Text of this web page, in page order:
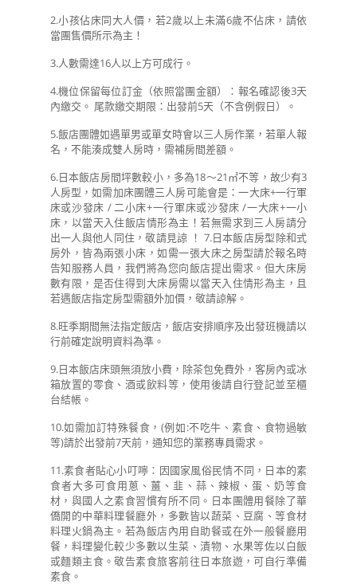
2.小孩佔床同大人價，若2歲以上未滿6歲不佔床，請依
當團售價所示為主！
3.人數需達16人以上方可成行。
4.機位保留每位訂金（依照當團金額）：報名確認後3天
內繳交。 尾款繳交期限：出發前5天（不含例假日）。
5.飯店團體如遇單男或單女時會以三人房作業，若單人報
名，不能湊成雙人房時，需補房間差額。
6.日本飯店房間坪數較小，多為18～21㎡不等，故少有3
人房型，如需加床團體三人房可能會是：一大床+一行軍
床或沙發床 / 二小床+一行軍床或沙發床 /一大床+一小
床，以當天入住飯店情形為主！若無需求到三人房請分
出一人與他人同住，敬請見諒 ！ 7.日本飯店房型除和式
房外，皆為兩張小床，如需一張大床之房型請於報名時
告知服務人員，我們將為您向飯店提出需求。但大床房
數有限，是否住得到大床房需以當天入住情形為主，且
若遇飯店指定房型需額外加價，敬請諒解。
8.旺季期間無法指定飯店，飯店安排順序及出發班機請以
行前確定說明資料為準。
9.日本飯店床頭無須放小費，除茶包免費外，客房內或冰
箱放置的零食、酒或飲料等，使用後請自行登記並至櫃
台結帳。
10.如需加訂特殊餐食，(例如:不吃牛、素食、食物過敏
等)請於出發前7天前，通知您的業務專員需求。
11.素食者貼心小叮嚀：因國家風俗民情不同，日本的素
食者大多可食用蔥、薑、韭、蒜、辣椒、蛋、奶等食
材，與國人之素食習慣有所不同。日本團體用餐除了華
僑開的中華料理餐廳外，多數皆以蔬菜、豆腐、等食材
料理火鍋為主。若為飯店內用自助餐或在外一般餐廳用
餐，料理變化較少多數以生菜、漬物、水果等佐以白飯
或麵類主食。敬告素食旅客前往日本旅遊，可自行準備
素食。